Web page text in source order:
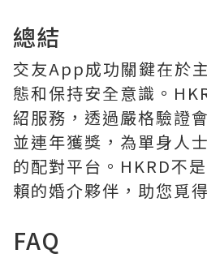
總結
交友App成功關鍵在於
態和保持安全意識。
紹服務，透過嚴格驗證
並連年獲獎，為單身人
的配對平台。HKRD不
賴的婚介夥伴，助您覓
FAQ